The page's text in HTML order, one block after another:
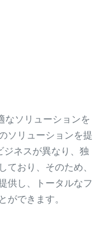
なソリューションを
ソリューションを提
ジネスが異なり、独
ており、そのため、
供し、トータルなフ
ができます。